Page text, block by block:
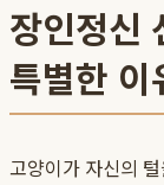
장인정신
특별한 이
고양이가 자신의